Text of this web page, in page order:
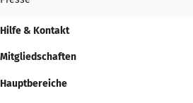
Hilfe & Kontakt
Mitgliedschaften
Hauptbereiche